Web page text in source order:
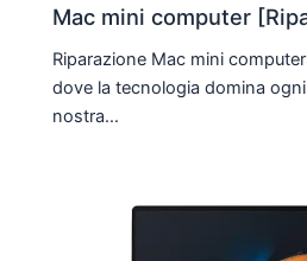
Mac mini computer
Riparazione Mac mini
dove la tecnologia domina
nostra…